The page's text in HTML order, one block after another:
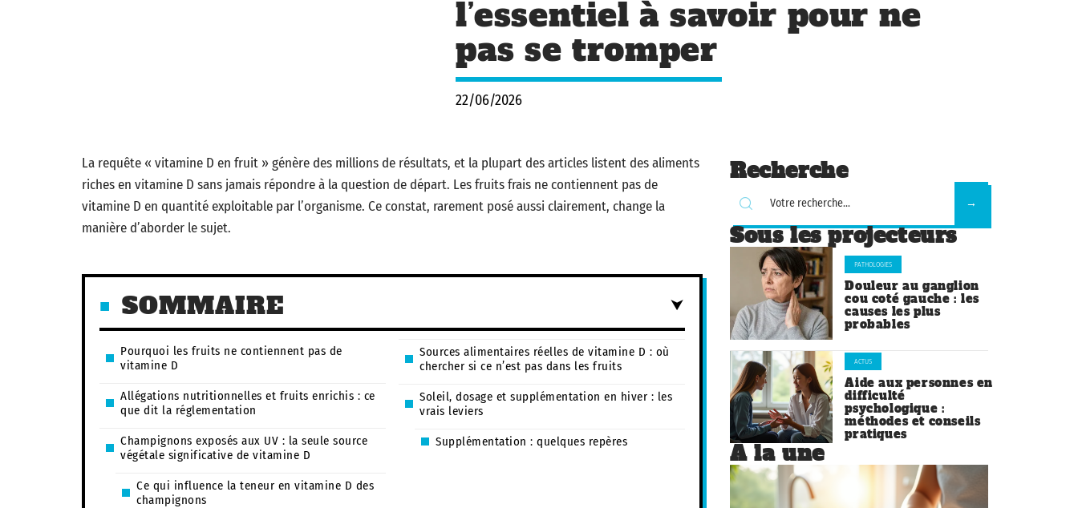
l’essentiel à savoir pour ne
pas se tromper
22/06/2026
La requête « vitamine D en fruit » génère des millions de résultats, et la plupart des articles listent des aliments
riches en vitamine D sans jamais répondre à la question de départ. Les fruits frais ne contiennent pas de
vitamine D en quantité exploitable par l’organisme. Ce constat, rarement posé aussi clairement, change la
manière d’aborder le sujet.
SOMMAIRE
Pourquoi les fruits ne contiennent pas de
vitamine D
Allégations nutritionnelles et fruits enrichis : ce
que dit la réglementation
Champignons exposés aux UV : la seule source
végétale significative de vitamine D
Ce qui influence la teneur en vitamine D des
champignons
Sources alimentaires réelles de vitamine D : où
chercher si ce n’est pas dans les fruits
Soleil, dosage et supplémentation en hiver : les
vrais leviers
Supplémentation : quelques repères
Recherche
Sous les projecteurs
PATHOLOGIES
Douleur au ganglion
cou coté gauche : les
causes les plus
probables
ACTUS
Aide aux personnes en
difficulté
psychologique :
méthodes et conseils
pratiques
À la une